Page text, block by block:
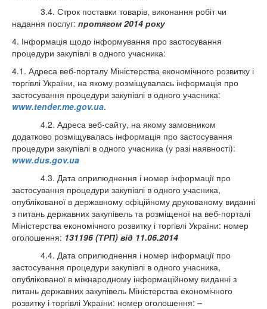
3.4. Строк поставки товарів, виконання робіт чи
надання послуг: протягом 2014 року
4. Інформація щодо інформування про застосування
процедури закупівлі в одного учасника:
4.1. Адреса веб-порталу Міністерства економічного розвитку і
торгівлі України, на якому розміщувалась інформація про
застосування процедури закупівлі в одного учасника:
www.tender.me.gov.ua.
4.2. Адреса веб-сайту, на якому замовником
додатково розміщувалась інформація про застосування
процедури закупівлі в одного учасника (у разі наявності):
www.dus.gov.ua
4.3. Дата оприлюднення і номер інформації про
застосування процедури закупівлі в одного учасника,
опублікованої в державному офіційному друкованому виданні
з питань державних закупівель та розміщеної на веб-порталі
Міністерства економічного розвитку і торгівлі України: номер
оголошення: 131196 (ТРП) від 11.06.2014
4.4. Дата оприлюднення і номер інформації про
застосування процедури закупівлі в одного учасника,
опублікованої в міжнародному інформаційному виданні з
питань державних закупівель Міністерства економічного
розвитку і торгівлі України: номер оголошення: –